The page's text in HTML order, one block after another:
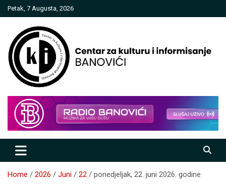
Skip
to
Petak, 7 Augusta, 2026
Centar za kulturu i informisanje
Banovići
Home 2026 Juni 22 ponedjeljak, 22. juni 2026. godine